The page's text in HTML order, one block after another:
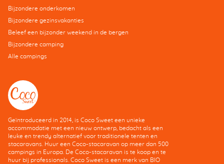
Bijzondere onderkomen
Bijzondere gezinsvakanties
Beleef een bijzonder weekend in de bergen
Bijzondere camping
Alle campings
Geïntroduceerd in 2014, is Coco Sweet een unieke
accommodatie met een nieuw ontwerp, bedacht als een
leuke en trendy alternatief voor traditionele tenten en
stacaravans. Huur een Coco-stacaravan op meer dan 500
campings in Europa. De Coco-stacaravan is te koop en te
huur bij professionals. Coco Sweet is een merk van BIO